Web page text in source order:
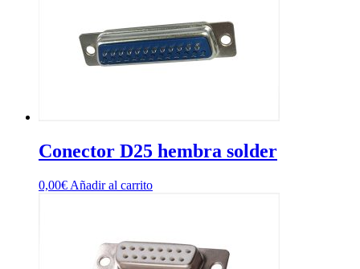
Conector D25 hembra solder
0,00€ Añadir al carrito